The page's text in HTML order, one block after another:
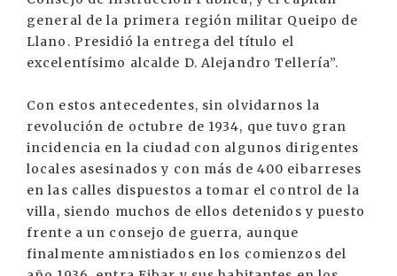
general de la primera región militar Queipo de
Llano. Presidió la entrega del título el
excelentísimo alcalde D. Alejandro Tellería”.
Con estos antecedentes, sin olvidarnos la
revolución de octubre de 1934, que tuvo gran
incidencia en la ciudad con algunos dirigentes
locales asesinados y con más de 400 eibarreses
en las calles dispuestos a tomar el control de la
villa, siendo muchos de ellos detenidos y puesto
frente a un consejo de guerra, aunque
finalmente amnistiados en los comienzos del